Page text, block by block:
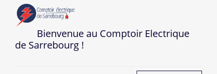
Bienvenue au Comptoir Electrique
de Sarrebourg !